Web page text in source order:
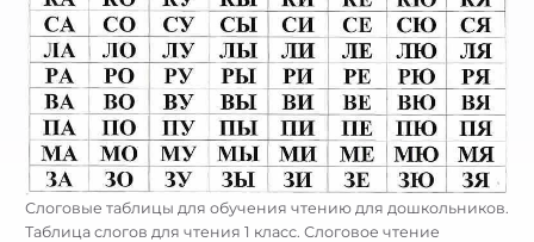
Слоговые таблицы для обучения чтению для дошкольников.
Таблица слогов для чтения 1 класс. Слоговое чтение